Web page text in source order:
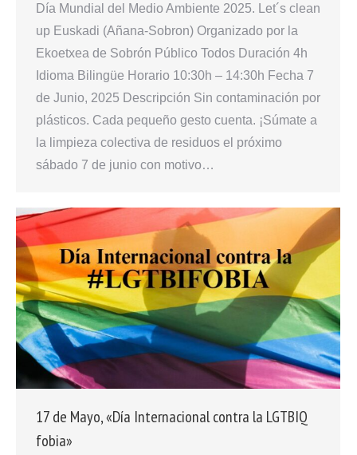
Día Mundial del Medio Ambiente 2025. Let´s clean
up Euskadi (Añana-Sobron) Organizado por la
Ekoetxea de Sobrón Público Todos Duración 4h
Idioma Bilingüe Horario 10:30h – 14:30h Fecha 7
de Junio, 2025 Descripción Sin contaminación por
plásticos. Cada pequeño gesto cuenta. ¡Súmate a
la limpieza colectiva de residuos el próximo
sábado 7 de junio con motivo…
17 de Mayo, «Día Internacional contra la LGTBIQ
fobia»